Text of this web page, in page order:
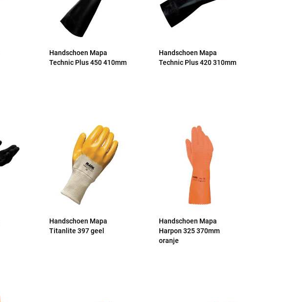
Handschoen Mapa
Technic Plus 450 410mm
Handschoen Mapa
Technic Plus 420 310mm
Handschoen Mapa
Titanlite 397 geel
Handschoen Mapa
Harpon 325 370mm
oranje